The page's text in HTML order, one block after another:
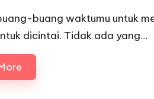
buang waktumu untuk
dicintai. Tidak ada yang…